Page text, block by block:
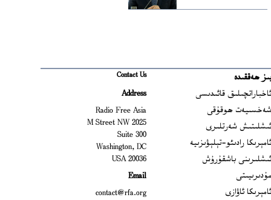
ھەققىدە
ئاخباراتچىلىق قائىدىسى
شەخسىيەت ھوقۇقى
ئىشلىتىش شەرتلىرى
ئامېرىكا رادىئو-تېلېۋىزىيە
ئىشلىرىنى باشقۇرۇش
مۇدىرىيىتى
ئامېرىكا ئاۋازى
Contact Us
Address
Radio Free Asia
2025 M Street NW
Suite 300
Washington, DC
20036 USA
Email
contact@rfa.org